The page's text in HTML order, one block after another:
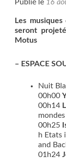
Publié le 16
Les
seront
Motus
– ESPACE
Nuit
00h00
00h14
mondes
00h25
h Etats
and
01h24